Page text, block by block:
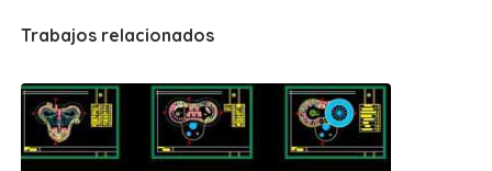
Trabajos relacionados